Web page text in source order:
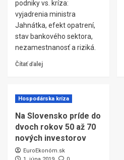
podniky vs. kríza:
vyjadrenia ministra
Jahnátka, efekt opatrení,
stav bankového sektora,
nezamestnanosť a riziká.
Čítať ďalej
Hospodárska kríza
Na Slovensko príde do
dvoch rokov 50 až 70
nových investorov
EuroEkonóm.sk